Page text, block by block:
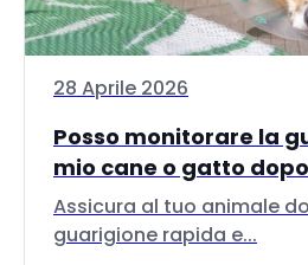
28 Aprile 2026
Posso monitorare la
mio cane o gatto
Assicura al tuo animale
guarigione rapida e...